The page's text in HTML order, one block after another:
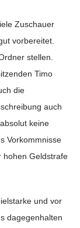
Zuschauer
vorbereitet.
stellen.
Timo
die
auch
keine
Vorkommnisse
hohen Geldstrafe
und vor
dagegenhalten